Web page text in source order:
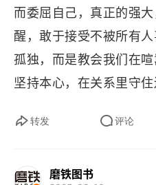
“必须和大多数人一样”是
依赖“正确答案”，是教育
过分依赖权威，使我们让
第三章 是谁在操控着你
认为见面才能建立信赖关
而委屈自己，真正的强
醒，敢于接受不被所有
孤独，而是教会我们在
坚持本心，在关系里守
感从不在别人的认可里
气，活得更自在、更清醒
转发 评论
磨铁图书